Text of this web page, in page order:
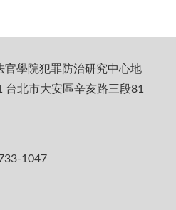
官學院犯罪防治研究中心地
台北市大安區辛亥路三段81
1047